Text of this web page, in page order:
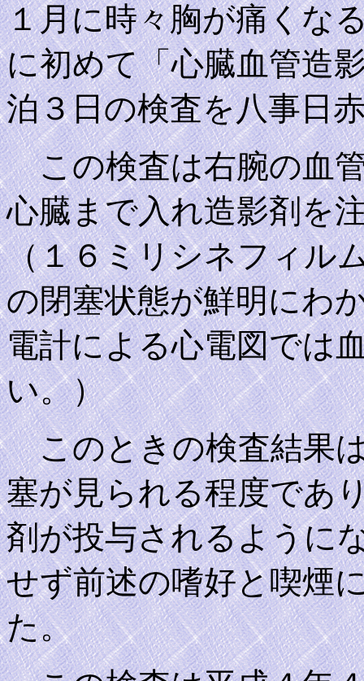
１月に時々胸が痛くな
に初めて「心臓血管造
泊３日の検査を八事日
この検査は右腕の血
心臓まで入れ造影剤を
（１６ミリシネフィル
の閉塞状態が鮮明にわ
電計による心電図では
い。）
このときの検査結果
塞が見られる程度であ
剤が投与されるように
せず前述の嗜好と喫煙
た。